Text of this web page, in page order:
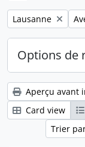
Remove filter:
Lausanne
Options de
Aperçu avant
Card view
Trier